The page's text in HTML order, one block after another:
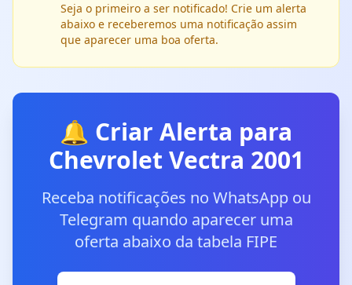
Seja o primeiro a ser notificado! Crie um alerta
abaixo e receberemos uma notificação assim
que aparecer uma boa oferta.
🔔 Criar Alerta para
Chevrolet Vectra 2001
Receba notificações no WhatsApp ou
Telegram quando aparecer uma
oferta abaixo da tabela FIPE